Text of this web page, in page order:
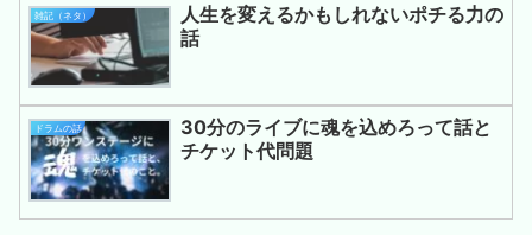
雑記（ネタ）
人生を変えるかもしれないポチる力の
話
ドラムの話
30分のライブに魂を込めろって話と
チケット代問題